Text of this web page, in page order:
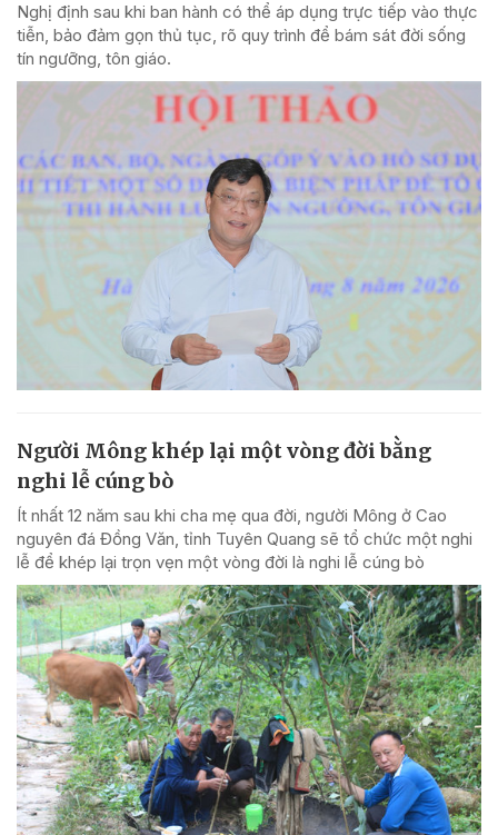
Nghị định sau khi ban hành có thể áp dụng trực tiếp vào thực
tiễn, bảo đảm gọn thủ tục, rõ quy trình để bám sát đời sống
tín ngưỡng, tôn giáo.
Người Mông khép lại một vòng đời bằng
nghi lễ cúng bò
Ít nhất 12 năm sau khi cha mẹ qua đời, người Mông ở Cao
nguyên đá Đồng Văn, tỉnh Tuyên Quang sẽ tổ chức một nghi
lễ để khép lại trọn vẹn một vòng đời là nghi lễ cúng bò